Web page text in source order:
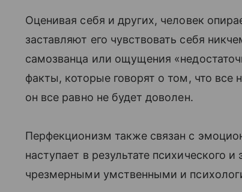
Оценивая себя и других, человек
заставляют его чувствовать себя
самозванца или ощущения
факты, которые говорят о том, что все
он все равно не будет доволен.
Перфекционизм также связан с
наступает в результате психического
чрезмерными умственными и